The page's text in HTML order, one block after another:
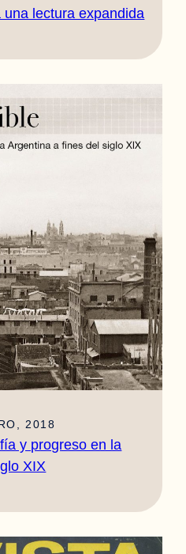
lectura expandida
2018
y progreso en la
XIX